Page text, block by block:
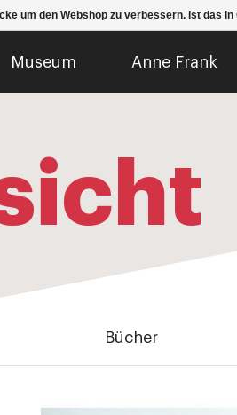
Museum Anne Frank
Bücher
um den Webshop zu verbessern. Ist das in